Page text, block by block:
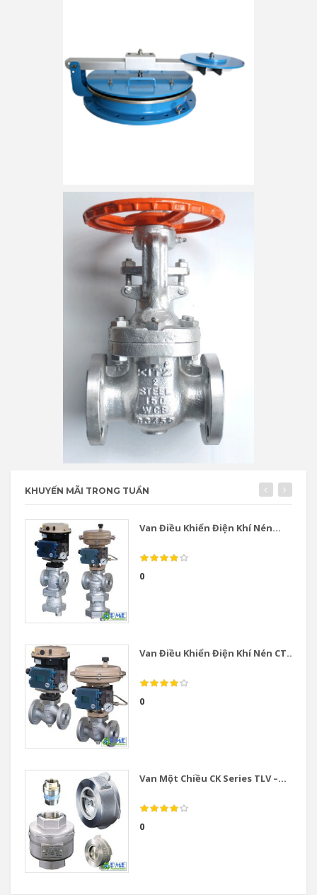
KHUYẾN MÃI TRONG TUẦN
Van Điều Khiển Điện Khí Nén...
0
Van Điều Khiển Điện Khí Nén CT...
0
Van Một Chiều CK Series TLV –...
0